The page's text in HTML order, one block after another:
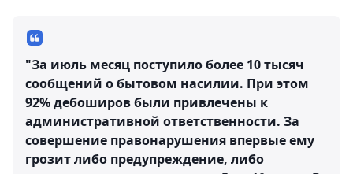
"За июль месяц поступило более 10 тысяч
сообщений о бытовом насилии. При этом
92% дебоширов были привлечены к
административной ответственности. За
совершение правонарушения впервые ему
грозит либо предупреждение, либо